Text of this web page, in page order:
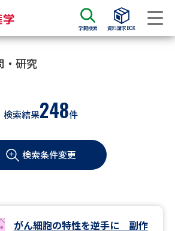
学問検索 資料請求BOX
請求
類から請求
学部・学科パンフ
抜 募
大学入学共通テスト利用選抜の
・研究
検索結果248件
検索条件変更
がん細胞の特性を逆手に 副作